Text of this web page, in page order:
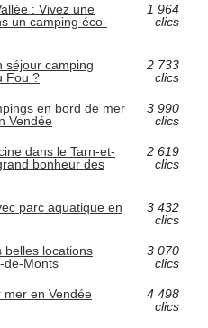
: Vivez une
un camping éco-
1 964
clics
séjour camping
Fou ?
2 733
clics
en bord de mer
Vendée
3 990
clics
dans le Tarn-et-
bonheur des
2 619
clics
parc aquatique en
3 432
clics
belles locations
de-Monts
3 070
clics
en Vendée
4 498
clics